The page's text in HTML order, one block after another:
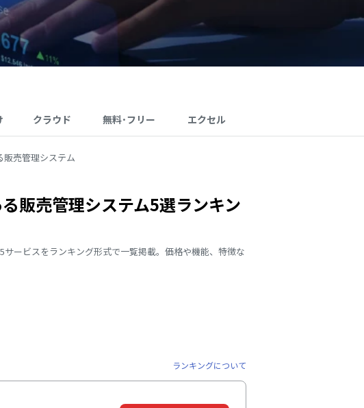
クラウド 無料･フリー エクセル
販売管理システム
販売管理システム5選ランキン
ービスをランキング形式で一覧掲載。価格や機能、特徴な
ランキングについて